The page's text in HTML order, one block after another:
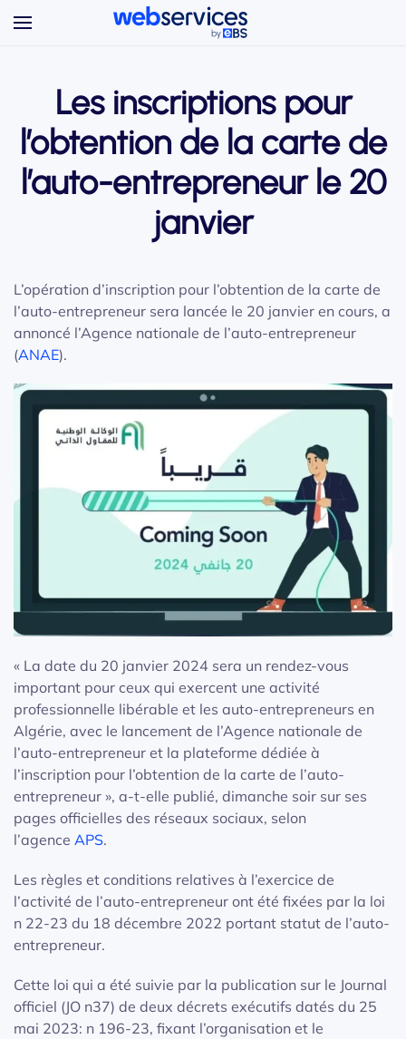
Les inscriptions pour
l’obtention de la carte de
l’auto-entrepreneur le 20
janvier
L’opération d’inscription pour l’obtention de la carte de
l’auto-entrepreneur sera lancée le 20 janvier en cours, a
annoncé l’Agence nationale de l’auto-entrepreneur
(ANAE).
« La date du 20 janvier 2024 sera un rendez-vous
important pour ceux qui exercent une activité
professionnelle libérable et les auto-entrepreneurs en
Algérie, avec le lancement de l’Agence nationale de
l’auto-entrepreneur et la plateforme dédiée à
l’inscription pour l’obtention de la carte de l’auto-
entrepreneur », a-t-elle publié, dimanche soir sur ses
pages officielles des réseaux sociaux, selon
l’agence APS.
Les règles et conditions relatives à l’exercice de
l’activité de l’auto-entrepreneur ont été fixées par la loi
n 22-23 du 18 décembre 2022 portant statut de l’auto-
entrepreneur.
Cette loi qui a été suivie par la publication sur le Journal
officiel (JO n37) de deux décrets exécutifs datés du 25
mai 2023: n 196-23, fixant l’organisation et le